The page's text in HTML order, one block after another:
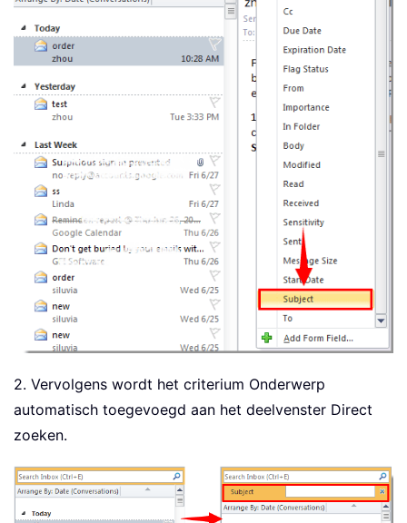
2. Vervolgens wordt het criterium Onderwerp
automatisch toegevoegd aan het deelvenster Direct
zoeken.